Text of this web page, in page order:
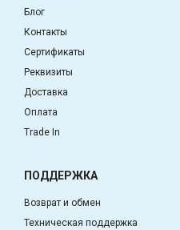
Блог
Контакты
Сертификаты
Реквизиты
Доставка
Оплата
Trade In
ПОДДЕРЖКА
Возврат и обмен
Техническая поддержка